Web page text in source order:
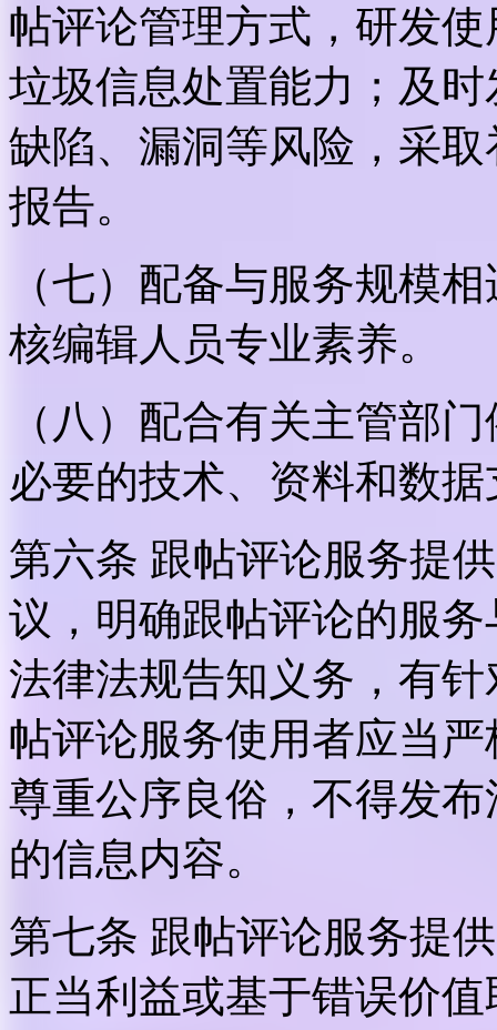
帖评论管理方式，研发
垃圾信息处置能力；及
缺陷、漏洞等风险，采
报告。
（七）配备与服务规模
核编辑人员专业素养。
（八）配合有关主管部
必要的技术、资料和数
第六条 跟帖评论服务提
议，明确跟帖评论的服
法律法规告知义务，有
帖评论服务使用者应当
尊重公序良俗，不得发
的信息内容。
第七条 跟帖评论服务提
正当利益或基于错误价